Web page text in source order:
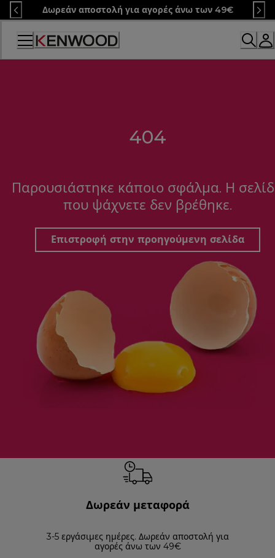
Skip
to
Content
Δωρεάν αποστολή για αγορές άνω των 49€
404
Παρουσιάστηκε κάποιο σφάλμα. Η
που ψάχνετε δεν βρέθηκε.
Επιστροφή στην προηγούμενη σελίδα
Δωρεάν μεταφορά
3-5 εργάσιμες ημέρες. Δωρεάν αποστολή για
αγορές άνω των 49€